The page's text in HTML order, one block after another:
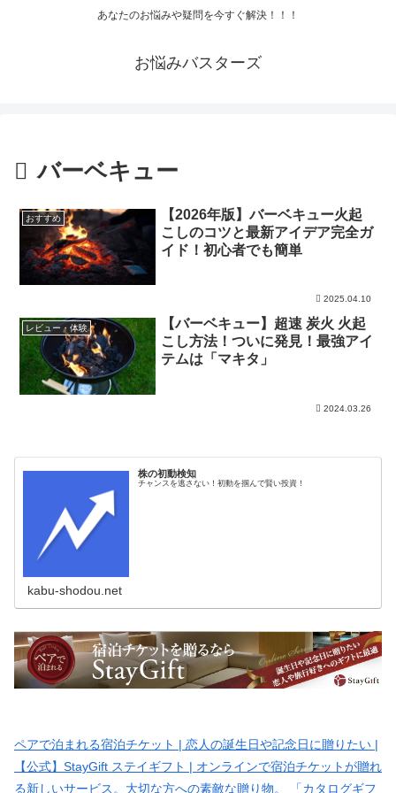
あなたのお悩みや疑問を今すぐ解決！！！
お悩みバスターズ
バーベキュー
おすすめ
【2026年版】バーベキュー火起
こしのコツと最新アイデア完全ガ
イド！初心者でも簡単
2025.04.10
レビュー・体験
【バーベキュー】超速 炭火 火起
こし方法！ついに発見！最強アイ
テムは「マキタ」
2024.03.26
株の初動検知
チャンスを逃さない！初動を掴んで賢い投資！
kabu-shodou.net
ペアで泊まれる宿泊チケット | 恋人の誕生日や記念日に贈りたい |
【公式】StayGift ステイギフト | オンラインで宿泊チケットが贈れ
る新しいサービス。大切な方への素敵な贈り物。 「カタログギフ